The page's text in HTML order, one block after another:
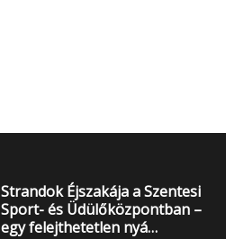
Strandok Éjszakája a Szentesi
Sport- és Üdülőközpontban –
egy felejthetetlen nyá…